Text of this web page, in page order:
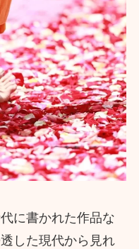
に書かれた作品な
した現代から見れ